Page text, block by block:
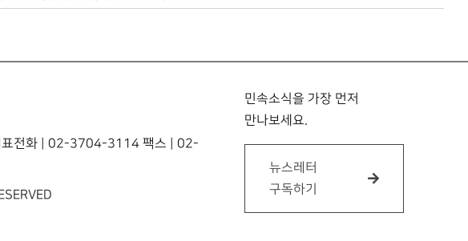
표전화 | 02-3704-3114 팩스 | 02-
민속소식을 가장 먼저
만나보세요.
뉴스레터
구독하기